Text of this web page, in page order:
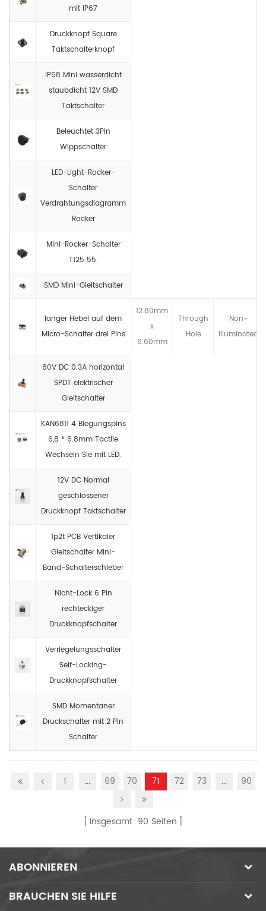
mit IP67
Druckknopf Square
Taktschalterknopf
IP68 Mini wasserdicht
staubdicht 12V SMD
Taktschalter
Beleuchtet 3Pin
Wippschalter
LED-Light-Rocker-
Schalter
Verdrahtungsdiagramm
Rocker
Mini-Rocker-Schalter
T125 55.
SMD Mini-Gleitschalter
langer Hebel auf dem
Micro-Schalter drei Pins
12.80mm
x
6.60mm
Through
Hole
Non-
llluminated
60V DC 0.3A horizontal
SPDT elektrischer
Gleitschalter
KAN6811 4 Biegungspins
6,8 * 6.8mm Tactlie
Wechseln Sie mit LED.
12V DC Normal
geschlossener
Druckknopf Taktschalter
1p2t PCB Vertikaler
Gleitschalter Mini-
Band-Schalterschieber
Nicht-Lock 6 Pin
rechteckiger
Druckknopfschalter
Verriegelungsschalter
Self-Locking-
Druckknopfschalter
SMD Momentaner
Druckschalter mit 2 Pin
Schalter
1 ... 69 70 71 72 73 ... 90
Insgesamt 90 Seiten
ABONNIEREN
BRAUCHEN SIE HILFE